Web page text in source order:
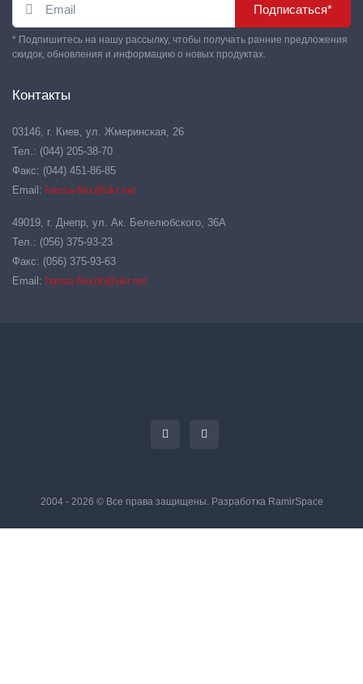
Подписаться*
* Подпишитесь на нашу рассылку, чтобы получать ранние предложения
скидок, обновления и информацию о новых продуктах.
Контакты
03146, г. Киев, ул. Жмеринская, 26
Тел.: (044) 205-38-70
Факс: (044) 451-86-85
Email: hansa-flex@ukr.net
49019, г. Днепр, ул. Ак. Белелюбского, 36А
Тел.: (056) 375-93-23
Факс: (056) 375-93-63
Email: hansa-flexdn@ukr.net
2004 - 2026 © Все права защищены. Разработка RamirSpace